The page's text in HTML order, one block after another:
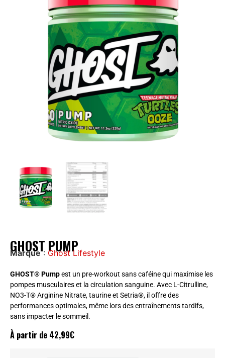
GHOST PUMP
Marque: Ghost Lifestyle
GHOST® Pumpest un pre-workout sans caféine qui maximise les
pompes musculaires et la circulation sanguine. Avec L-Citrulline,
NO3-T® Arginine Nitrate, taurine et Setria®, il offre des
performances optimales, même lors des entraînements tardifs,
sans impacter le sommeil.
À partir de 42,99€